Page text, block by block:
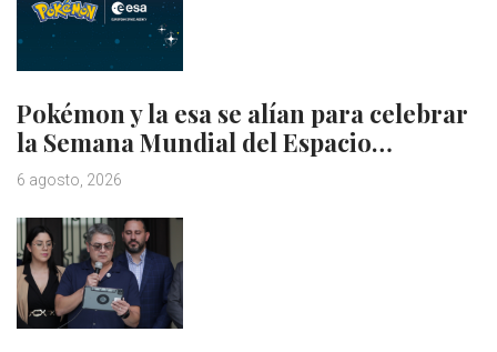
Pokémon y la esa se alían para celebrar
la Semana Mundial del Espacio…
6 agosto, 2026